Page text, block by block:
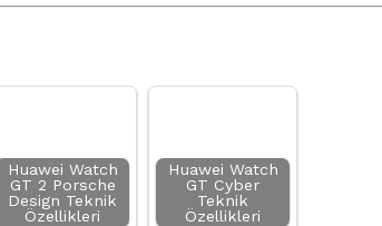
Huawei Watch
GT 2 Porsche
Design Teknik
Özellikleri
Huawei Watch
GT Cyber
Teknik
Özellikleri